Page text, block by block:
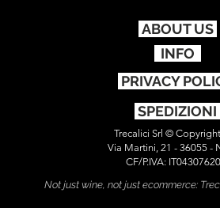
ABOUT US
INFO
PRIVACY
SPEDIZIONI
Trecalici Srl ©
Via Martini, 21 - 36055 -
CF/P.IVA:
Not just wine, not just ecommerce: